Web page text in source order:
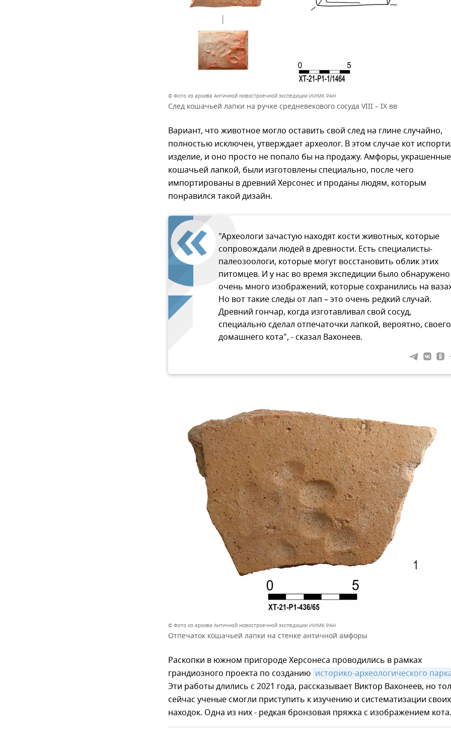
© Фото из архива Античной новостроечной экспедиции ИИМК РАН
След кошачьей лапки на ручке средневекового сосуда VIII – IX вв
Вариант, что животное могло оставить свой след на глине случайно,
полностью исключен, утверждает археолог. В этом случае кот
изделие, и оно просто не попало бы на продажу. Амфоры, украшенные
кошачьей лапкой, были изготовлены специально, после чего
импортированы в древний Херсонес и проданы людям, которым
понравился такой дизайн.
"Археологи зачастую находят кости животных, которые
сопровождали людей в древности. Есть специалисты-
палеозоологи, которые могут восстановить облик этих
питомцев. И у нас во время экспедиции было обнаружено
очень много изображений, которые сохранились на
Но вот такие следы от лап – это очень редкий случай.
Древний гончар, когда изготавливал свой сосуд,
специально сделал отпечаточки лапкой, вероятно, своего
домашнего кота", - сказал Вахонеев.
© Фото из архива Античной новостроечной экспедиции ИИМК РАН
Отпечаток кошачьей лапки на стенке античной амфоры
Раскопки в южном пригороде Херсонеса проводились в рамках
грандиозного проекта по созданию историко-археологического
Эти работы длились с 2021 года, рассказывает Виктор Вахонеев, но
сейчас ученые смогли приступить к изучению и систематизации своих
находок. Одна из них - редкая бронзовая пряжка с изображением кота.